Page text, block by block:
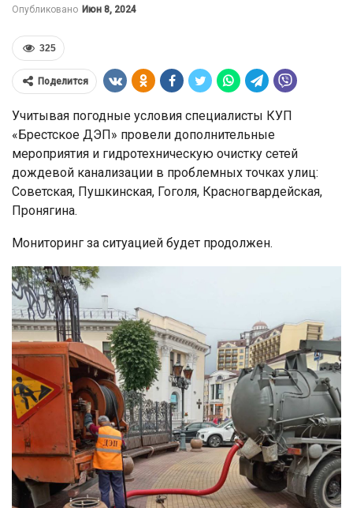
Опубликовано Июн 8, 2024
325
Поделится
Учитывая погодные условия специалисты КУП
«Брестское ДЭП» провели дополнительные
мероприятия и гидротехническую очистку сетей
дождевой канализации в проблемных точках улиц:
Советская, Пушкинская, Гоголя, Красногвардейская,
Пронягина.
Мониторинг за ситуацией будет продолжен.